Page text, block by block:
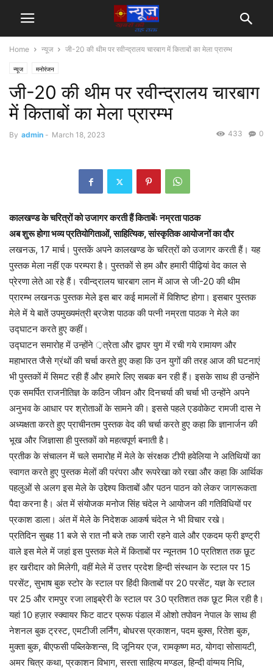
Home न्यूज जी-20 की थीम पर रवीन्द्रालय चारबाग में किताबों का मेला प्रारम्भ
न्यूज मनोरंजन
जी-20 की थीम पर रवीन्द्रालय चारबाग
में किताबों का मेला प्रारम्भ
By admin - March 18, 2023 0
433
कालखण्ड के चरित्रों को उजागर करती हैं किताबेंः नम्रता पाठक
अब शुरू होगा भव्य प्रतियोगिताओं, साहित्यिक, सांस्कृतिक आयोजनों का दौर
लखनऊ, 17 मार्च। पुस्तकें अपने कालखण्ड के चरित्रों को उजागर करती हैं। यह
पुस्तक मेला नहीं एक परम्परा है। पुस्तकों से हम और हमारी पीढ़ियां वेद काल से
प्रेरणा लेते आ रहे हैं। रवीन्द्रालय चारबाग लान में आज से जी-20 की थीम
प्रारम्भ लखनऊ पुस्तक मेले इस बार कई मामलों में विशिष्ट होगा। इसबार पुस्तक
मेले में ये बातें उपमुख्यमंत्री ब्रजेश पाठक की पत्नी नम्रता पाठक ने मेले का
उद्घाटन करते हुए कहीं।
उद्घाटन समारोह में उन्होंने ़त्रेता और द्वापर युग में रची गये रामायण और
महाभारत जैसे ग्रंथों की चर्चा करते हुए कहा कि उन युगों की तरह आज की घटनाएं
भी पुस्तकों में सिमट रही हैं और हमारे लिए सबक बन रही हैं। इसके साथ ही उन्होंने
एक समर्पित राजनीतिज्ञ के कठिन जीवन और दिनचर्या की चर्चा भी उन्होंने अपने
अनुभव के आधार पर श्रोताओं के सामने की। इससे पहले एडवोकेट रामजी दास ने
अध्यक्षता करते हुए प्राचीनतम पुस्तक वेद की चर्चा करते हुए कहा कि ज्ञानार्जन की
भूख और जिज्ञासा ही पुस्तकों को महत्वपूर्ण बनाती है।
प्रतीक के संचालन में चले समारोह में मेले के संरक्षक टीपी हवेलिया ने अतिथियों का
स्वागत करते हुए पुस्तक मेलों की परंपरा और रूपरेखा को रखा और कहा कि आर्थिक
पहलुओं से अलग इस मेले के उद्देश्य किताबों और पठन पाठन को लेकर जागरूकता
पैदा करना है। अंत में संयोजक मनोज सिंह चंदेल ने आयोजन की गतिविधियों पर
प्रकाश डाला। अंत में मेले के निदेशक आकर्ष चंदेल ने भी विचार रखे।
प्रतिदिन सुबह 11 बजे से रात नौ बजे तक जारी रहने वाले और एकदम फ्री इण्ट्री
वाले इस मेले में जहां इस पुस्तक मेले में किताबों पर न्यूनतम 10 प्रतिशत तक छूट
हर खरीदार को मिलेगी, वहीं मेले में उत्तर प्रदेश हिन्दी संस्थान के स्टाल पर 15
परसेंट, सुभाष बुक स्टोर के स्टाल पर हिंदी किताबों पर 20 परसेंट, यज्ञ के स्टाल
पर 25 और रामपुर रजा लाइब्रेरी के स्टाल पर 30 प्रतिशत तक छूट मिल रही है।
यहां 10 हज़ार स्क्वायर फिट वाटर प्रूफ पंडाल में ओशो तपोवन नेपाल के साथ ही
नेशनल बुक ट्रस्ट, एमटीजी लर्निंग, बोधरस प्रकाशन, पदम बुक्स, रितेश बुक,
मुक्ता बुक, बीएफसी पब्लिकेशन्स, दि जूनियर एज, रामकृष्ण मठ, योगदा सोसायटी,
अमर चित्र कथा, प्रकाशन विभाग, सस्ता साहित्य मण्डल, हिन्दी वांग्मय निधि,